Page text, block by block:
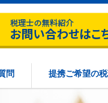
問 提携ご希望の